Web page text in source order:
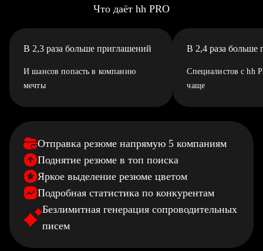
Что даёт hh PRO
В 2,3 раза больше приглашений
И шансов попасть в компанию
мечты
В 2,4 раза больше
Специалистов с hh
чаще
Отправка резюме напрямую 5 компаниям
Поднятие резюме в топ поиска
Яркое выделение резюме цветом
Подробная статистика по конкурентам
Безлимитная генерация сопроводительных
писем